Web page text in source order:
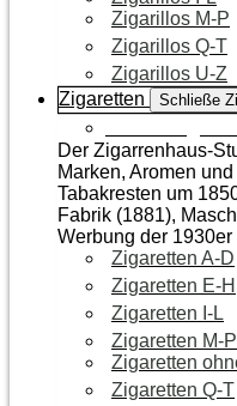
Zigarillos M-P
Zigarillos Q-T
Zigarillos U-Z
Zigaretten
Schließe
Der Zigarrenhaus-
Marken, Aromen
Tabakresten um
Fabrik (1881),
Werbung der
Zigaretten A-D
Zigaretten E-H
Zigaretten I-L
Zigaretten M-P
Zigaretten
Zigaretten Q-T